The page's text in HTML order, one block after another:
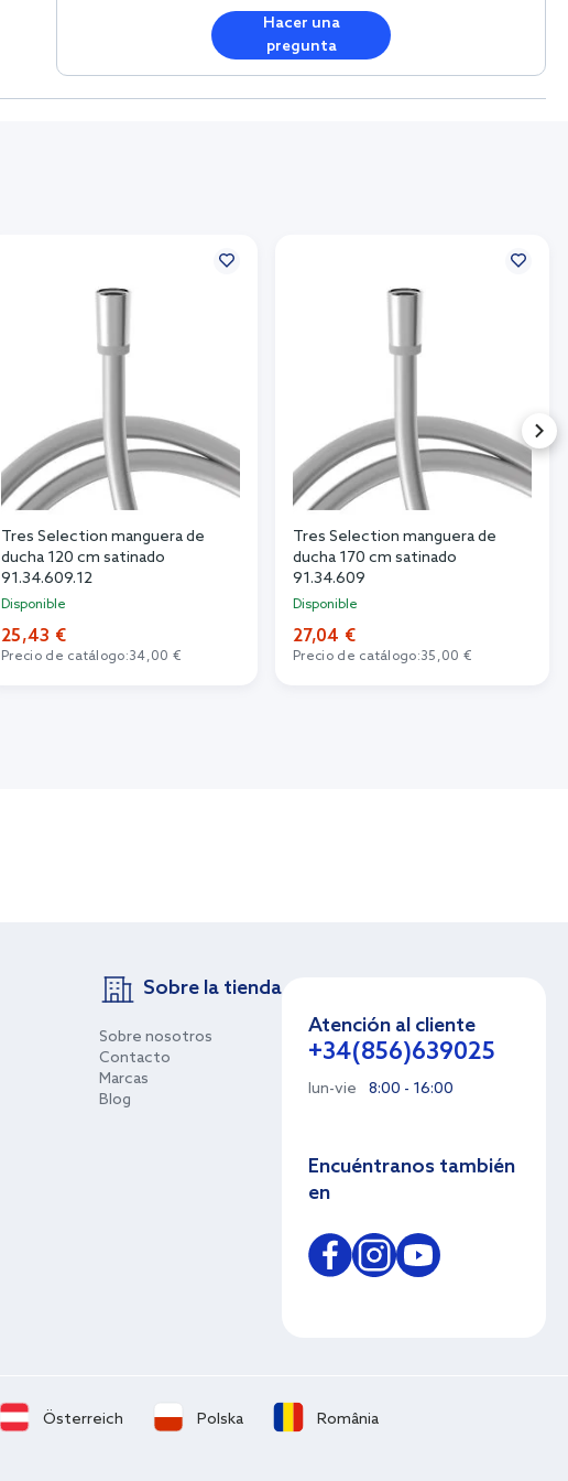
Hacer una
pregunta
Tres Selection manguera de
ducha 120 cm satinado
91.34.609.12
Disponible
25,43 €
Precio de catálogo:34,00 €
Tres Selection manguera de
ducha 170 cm satinado
91.34.609
Disponible
27,04 €
Precio de catálogo:35,00 €
Sobre la tienda
Sobre nosotros
Contacto
Marcas
Blog
Atención al cliente
+34(856)639025
lun-vie 8:00 - 16:00
Encuéntranos también
en
Österreich Polska România